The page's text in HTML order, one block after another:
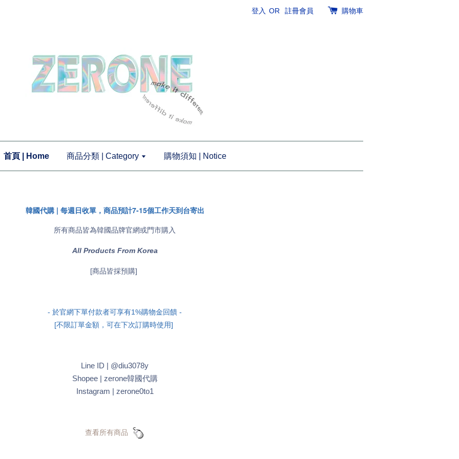
登入 OR 註冊會員 購物車
首頁 | Home 商品分類 | Category 購物須知 | Notice
韓國代購 | 每週日收單，商品預計7-15個工作天到台寄出
所有商品皆為韓國品牌官網或門市購入
All Products From Korea
[商品皆採預購]
- 於官網下單付款者可享有1%購物金回饋 -
[不限訂單金額，可在下次訂購時使用]
Line ID | @diu3078y
Shopee | zerone韓國代購
Instagram | zerone0to1
查看所有商品